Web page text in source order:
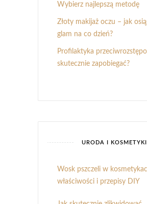
Wybierz najlepszą metodę
Złoty makijaż oczu – jak
glam na co dzień?
Profilaktyka
skutecznie zapobiegać?
URODA I KOSMETYKI
Wosk pszczeli w
właściwości i przepisy DIY